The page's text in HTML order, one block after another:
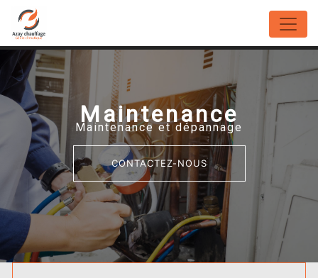
Panneau de gestion des cookies
Maintenance
Maintenance et dépannage
CONTACTEZ-NOUS